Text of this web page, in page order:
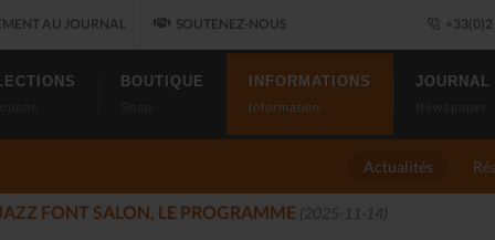
AU JOURNAL SOUTENEZ-NOUS
BOUTIQUE INFORMATIONS
Information
JOURNAL
Actualités
FONT SALON, LE PROGRAMME (2025-11-14)